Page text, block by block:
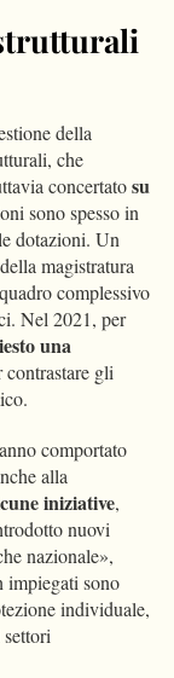
della
che
concertatosu
sono spesso in
dotazioni. Un
magistratura
complessivo
Nel 2021, per
una
gli
comportato
alla
iniziative,
nuovi
nazionale»,
impiegati sono
individuale,